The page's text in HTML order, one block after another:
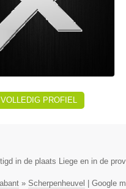
PROFIEL
in de plaats Liege en in de
» Scherpenheuvel Google